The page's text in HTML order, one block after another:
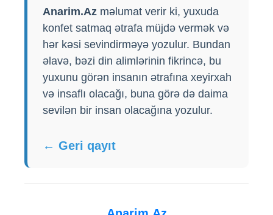
Anarim.Az məlumat verir ki, yuxuda
konfet satmaq ətrafa müjdə vermək və
hər kəsi sevindirməyə yozulur. Bundan
əlavə, bəzi din alimlərinin fikrincə, bu
yuxunu görən insanın ətrafına xeyirxah
və insaflı olacağı, buna görə də daima
sevilən bir insan olacağına yozulur.
← Geri qayıt